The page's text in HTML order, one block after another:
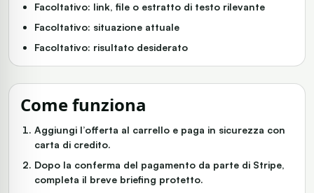
Facoltativo: link, file o estratto di testo rilevante
Facoltativo: situazione attuale
Facoltativo: risultato desiderato
Come funziona
Aggiungi l’offerta al carrello e paga in sicurezza con
carta di credito.
Dopo la conferma del pagamento da parte di Stripe,
completa il breve briefing protetto.